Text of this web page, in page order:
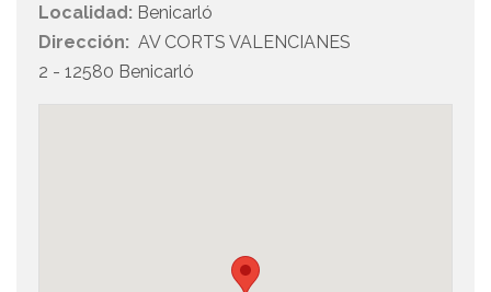
Localidad: Benicarló
Dirección: AV CORTS VALENCIANES
2 - 12580 Benicarló